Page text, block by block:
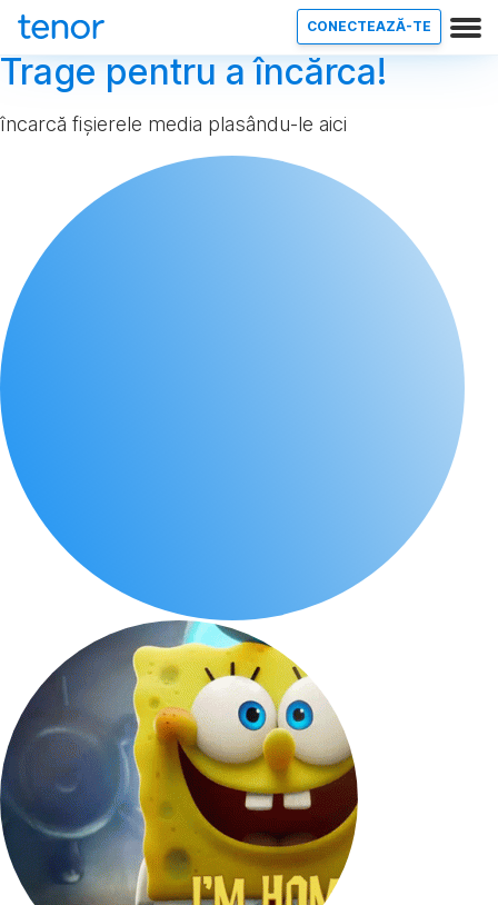
CONECTEAZĂ-TE
Trage pentru a încărca!
încarcă fișierele media plasându-le aici